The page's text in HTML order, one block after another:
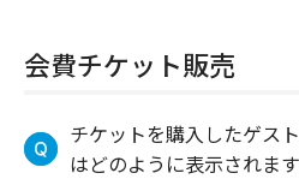
会費チケット販売
チケットを購入したゲス
はどのように表示されま